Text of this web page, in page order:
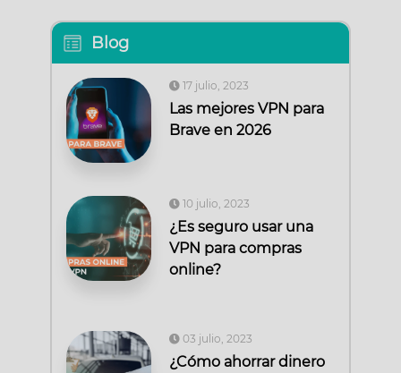
Blog
17 julio, 2023
Las mejores VPN para
Brave en 2026
10 julio, 2023
¿Es seguro usar una
VPN para compras
online?
03 julio, 2023
¿Cómo ahorrar dinero